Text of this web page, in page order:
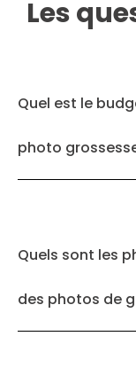
Les
Quel est le
photo
Quels sont les
des photos de